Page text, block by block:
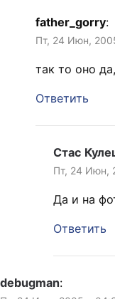
father_gorry:
Пт, 24 Июн,
так то оно
Ответить
Стас
Пт, 24 Июн,
Да и на
Ответить
debugman: